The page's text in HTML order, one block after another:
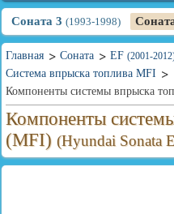
Соната 3 (1993-1998)
Главная Соната EF (2001-
Система впрыска топлива MFI
Компоненты системы впрыска
Компоненты
(MFI) (Hyundai Sonata